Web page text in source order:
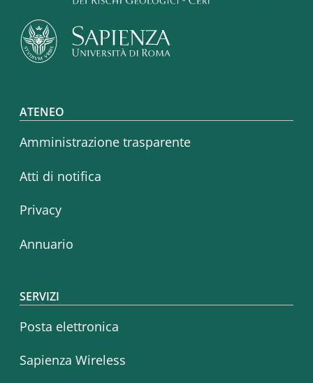
Footer menu
ATENEO
Amministrazione trasparente
Atti di notifica
Privacy
Annuario
SERVIZI
Posta elettronica
Sapienza Wireless